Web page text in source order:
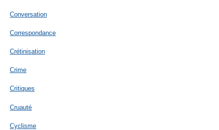
Conversation
Correspondance
Crétinisation
Crime
Critiques
Cruauté
Cyclisme